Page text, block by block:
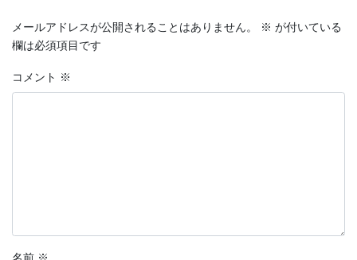
メールアドレスが公開されることはありません。 ※ が付いている
欄は必須項目です
コメント ※